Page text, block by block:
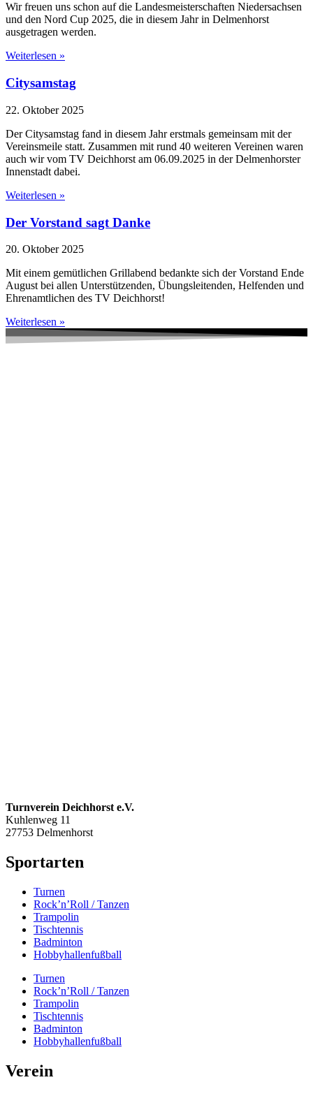
Wir freuen uns schon auf die Landesmeisterschaften Niedersachsen
und den Nord Cup 2025, die in diesem Jahr in Delmenhorst
ausgetragen werden.
Weiterlesen »
Citysamstag
22. Oktober 2025
Der Citysamstag fand in diesem Jahr erstmals gemeinsam mit der
Vereinsmeile statt. Zusammen mit rund 40 weiteren Vereinen waren
auch wir vom TV Deichhorst am 06.09.2025 in der Delmenhorster
Innenstadt dabei.
Weiterlesen »
Der Vorstand sagt Danke
20. Oktober 2025
Mit einem gemütlichen Grillabend bedankte sich der Vorstand Ende
August bei allen Unterstützenden, Übungsleitenden, Helfenden und
Ehrenamtlichen des TV Deichhorst!
Weiterlesen »
Turnverein Deichhorst e.V.
Kuhlenweg 11
27753 Delmenhorst
Sportarten
Turnen
Rock’n’Roll / Tanzen
Trampolin
Tischtennis
Badminton
Hobbyhallenfußball
Turnen
Rock’n’Roll / Tanzen
Trampolin
Tischtennis
Badminton
Hobbyhallenfußball
Verein